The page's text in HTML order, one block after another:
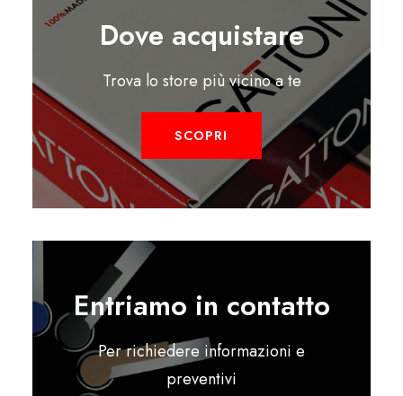
Dove acquistare
Trova lo store più vicino a te
SCOPRI
Entriamo in contatto
Per richiedere informazioni e
preventivi